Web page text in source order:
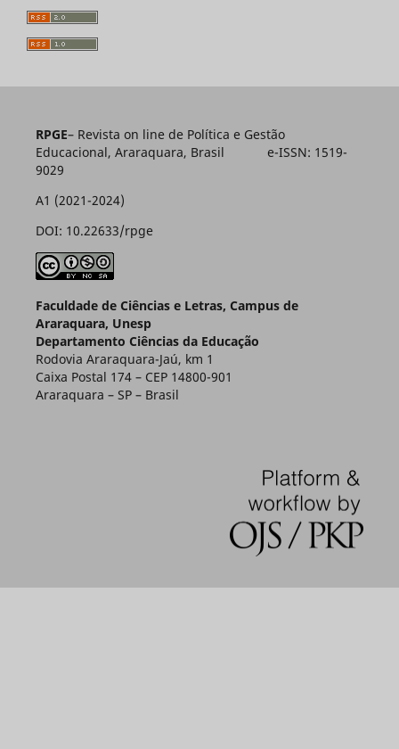
RPGE– Revista on line de Política e Gestão
Educacional, Araraquara, Brasil e-ISSN: 1519-
9029
A1 (2021-2024)
DOI: 10.22633/rpge
Faculdade de Ciências e Letras, Campus de
Araraquara, Unesp
Departamento Ciências da Educação
Rodovia Araraquara-Jaú, km 1
Caixa Postal 174 – CEP 14800-901
Araraquara – SP – Brasil